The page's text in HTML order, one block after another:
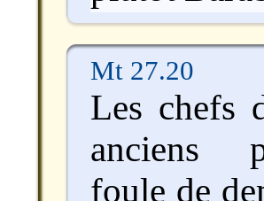
Mt 27.20
Les chefs
anciens
foule de